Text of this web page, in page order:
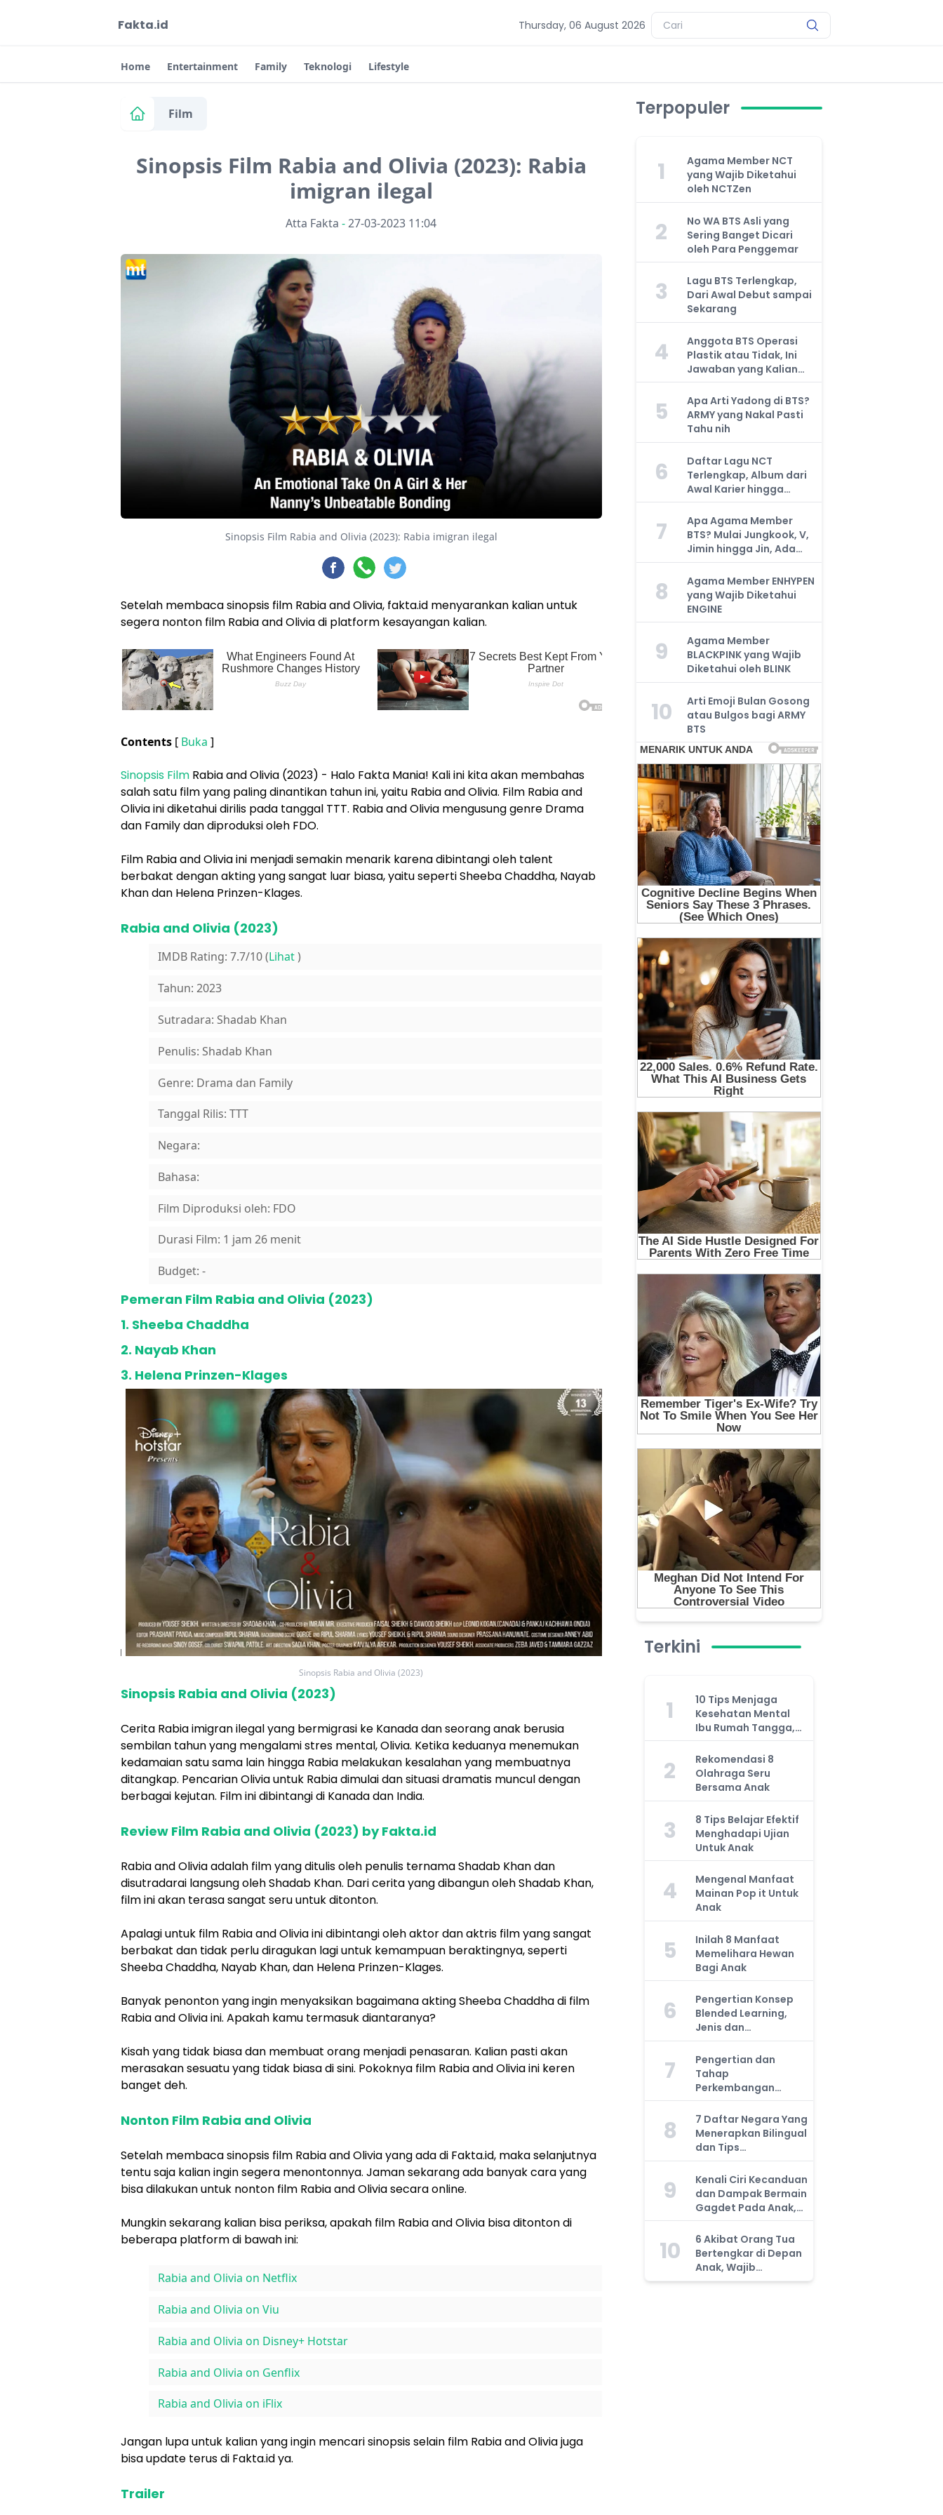
Fakta.id Thursday, 06 August 2026
Home Entertainment Family Teknologi Lifestyle
Film
Sinopsis Film Rabia and Olivia (2023): Rabia
imigran ilegal
Atta Fakta -27-03-2023 11:04
Sinopsis Film Rabia and Olivia (2023): Rabia imigran ilegal
Setelah membaca sinopsis film Rabia and Olivia, fakta.id menyarankan kalian untuk
segera nonton film Rabia and Olivia di platform kesayangan kalian.
Contents [ Buka ]
Sinopsis Film Rabia and Olivia (2023) - Halo Fakta Mania! Kali ini kita akan membahas
salah satu film yang paling dinantikan tahun ini, yaitu Rabia and Olivia. Film Rabia and
Olivia ini diketahui dirilis pada tanggal TTT. Rabia and Olivia mengusung genre Drama
dan Family dan diproduksi oleh FDO.
Film Rabia and Olivia ini menjadi semakin menarik karena dibintangi oleh talent
berbakat dengan akting yang sangat luar biasa, yaitu seperti Sheeba Chaddha, Nayab
Khan dan Helena Prinzen-Klages.
Rabia and Olivia (2023)
IMDB Rating: 7.7/10 (Lihat)
Tahun: 2023
Sutradara: Shadab Khan
Penulis: Shadab Khan
Genre: Drama dan Family
Tanggal Rilis: TTT
Negara:
Bahasa:
Film Diproduksi oleh: FDO
Durasi Film: 1 jam 26 menit
Budget: -
Pemeran Film Rabia and Olivia (2023)
1. Sheeba Chaddha
2. Nayab Khan
3. Helena Prinzen-Klages
Sinopsis Rabia and Olivia (2023)
Sinopsis Rabia and Olivia (2023)
Cerita Rabia imigran ilegal yang bermigrasi ke Kanada dan seorang anak berusia
sembilan tahun yang mengalami stres mental, Olivia. Ketika keduanya menemukan
kedamaian satu sama lain hingga Rabia melakukan kesalahan yang membuatnya
ditangkap. Pencarian Olivia untuk Rabia dimulai dan situasi dramatis muncul dengan
berbagai kejutan. Film ini dibintangi di Kanada dan India.
Review Film Rabia and Olivia (2023) by Fakta.id
Rabia and Olivia adalah film yang ditulis oleh penulis ternama Shadab Khan dan
disutradarai langsung oleh Shadab Khan. Dari cerita yang dibangun oleh Shadab Khan,
film ini akan terasa sangat seru untuk ditonton.
Apalagi untuk film Rabia and Olivia ini dibintangi oleh aktor dan aktris film yang sangat
berbakat dan tidak perlu diragukan lagi untuk kemampuan beraktingnya, seperti
Sheeba Chaddha, Nayab Khan, dan Helena Prinzen-Klages.
Banyak penonton yang ingin menyaksikan bagaimana akting Sheeba Chaddha di film
Rabia and Olivia ini. Apakah kamu termasuk diantaranya?
Kisah yang tidak biasa dan membuat orang menjadi penasaran. Kalian pasti akan
merasakan sesuatu yang tidak biasa di sini. Pokoknya film Rabia and Olivia ini keren
banget deh.
Nonton Film Rabia and Olivia
Setelah membaca sinopsis film Rabia and Olivia yang ada di Fakta.id, maka selanjutnya
tentu saja kalian ingin segera menontonnya. Jaman sekarang ada banyak cara yang
bisa dilakukan untuk nonton film Rabia and Olivia secara online.
Mungkin sekarang kalian bisa periksa, apakah film Rabia and Olivia bisa ditonton di
beberapa platform di bawah ini:
Rabia and Olivia on Netflix
Rabia and Olivia on Viu
Rabia and Olivia on Disney+ Hotstar
Rabia and Olivia on Genflix
Rabia and Olivia on iFlix
Jangan lupa untuk kalian yang ingin mencari sinopsis selain film Rabia and Olivia juga
bisa update terus di Fakta.id ya.
Trailer
Terpopuler
1
Agama Member NCT
yang Wajib Diketahui
oleh NCTZen
2
No WA BTS Asli yang
Sering Banget Dicari
oleh Para Penggemar
3
Lagu BTS Terlengkap,
Dari Awal Debut sampai
Sekarang
4
Anggota BTS Operasi
Plastik atau Tidak, Ini
Jawaban yang Kalian
Cari
5
Apa Arti Yadong di BTS?
ARMY yang Nakal Pasti
Tahu nih
6
Daftar Lagu NCT
Terlengkap, Album dari
Awal Karier hingga
Sekarang
7
Apa Agama Member
BTS? Mulai Jungkook, V,
Jimin hingga Jin, Ada
yang Atheis
8
Agama Member ENHYPEN
yang Wajib Diketahui
ENGINE
9
Agama Member
BLACKPINK yang Wajib
Diketahui oleh BLINK
10
Arti Emoji Bulan Gosong
atau Bulgos bagi ARMY
BTS
Terkini
1
10 Tips Menjaga
Kesehatan Mental
Ibu Rumah Tangga,
Jangan Anggap
Remeh!
2
Rekomendasi 8
Olahraga Seru
Bersama Anak
3
8 Tips Belajar Efektif
Menghadapi Ujian
Untuk Anak
4
Mengenal Manfaat
Mainan Pop it Untuk
Anak
5
Inilah 8 Manfaat
Memelihara Hewan
Bagi Anak
6
Pengertian Konsep
Blended Learning,
Jenis dan
Manfaatnya, Anda
Harus Tahu!
7
Pengertian dan
Tahap
Perkembangan
Kemampuan Kognitif
Anak, Bunda Wajib
Tahu!
8
7 Daftar Negara Yang
Menerapkan Bilingual
dan Tips
Mengajarkan Pada
Anak
9
Kenali Ciri Kecanduan
dan Dampak Bermain
Gagdet Pada Anak,
Orang Tua Wajib
Tahu!
10
6 Akibat Orang Tua
Bertengkar di Depan
Anak, Wajib
Waspada!